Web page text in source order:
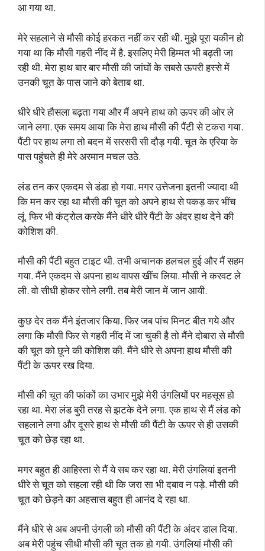
आ गया था.
मेरे सहलाने से मौसी कोई हरकत नहीं कर रही थी. मुझे पूरा यकीन हो
गया था कि मौसी गहरी नींद में है. इसलिए मेरी हिम्मत भी बढ़ती जा
रही थी. मेरा हाथ बार बार मौसी की जांघों के सबसे ऊपरी हस्से में
उनकी चूत के पास जाने को बेताब था.
धीरे धीरे हौसला बढ़ता गया और मैं अपने हाथ को ऊपर की ओर ले
जाने लगा. एक समय आया कि मेरा हाथ मौसी की पैंटी से टकरा गया.
पैंटी पर हाथ लगा तो बदन में सरसरी सी दौड़ गयी. चूत के एरिया के
पास पहुंचते ही मेरे अरमान मचल उठे.
लंड तन कर एकदम से डंडा हो गया. मगर उत्तेजना इतनी ज्यादा थी
कि मन कर रहा था मौसी की चूत को अपने हाथ से पकड़ कर भींच
लूं. फिर भी कंट्रोल करके मैंने धीरे धीरे पैंटी के अंदर हाथ देने की
कोशिश की.
मौसी की पैंटी बहुत टाइट थी. तभी अचानक हलचल हुई और मैं सहम
गया. मैंने एकदम से अपना हाथ वापस खींच लिया. मौसी ने करवट ले
ली. वो सीधी होकर सोने लगी. तब मेरी जान में जान आयी.
कुछ देर तक मैंने इंतजार किया. फिर जब पांच मिनट बीत गये और
लगा कि मौसी फिर से गहरी नींद में जा चुकी है तो मैंने दोबारा से मौसी
की चूत को छूने की कोशिश की. मैंने धीरे से अपना हाथ मौसी की
पैंटी के ऊपर रख दिया.
मौसी की चूत की फांकों का उभार मुझे मेरी उंगलियों पर महसूस हो
रहा था. मेरा लंड बुरी तरह से झटके देने लगा. एक हाथ से मैं लंड को
सहलाने लगा और दूसरे हाथ से मौसी की पैंटी के ऊपर से ही उसकी
चूत को छेड़ रहा था.
मगर बहुत ही आहिस्ता से मैं ये सब कर रहा था. मेरी उंगलियां इतनी
धीरे से चूत को सहला रही थी कि जरा सा भी दबाव न पड़े. मौसी की
चूत को छेड़ने का अहसास बहुत ही आनंद दे रहा था.
मैंने धीरे से अब अपनी उंगली को मौसी की पैंटी के अंदर डाल दिया.
अब मेरी पहुंच सीधी मौसी की चूत तक हो गयी. उंगलियां मौसी की